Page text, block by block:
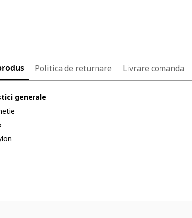
Politica de returnare Livrare comanda
generale